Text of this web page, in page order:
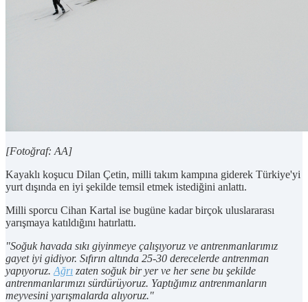
[Fotoğraf: AA]
Kayaklı koşucu Dilan Çetin, milli takım kampına giderek Türkiye'yi
yurt dışında en iyi şekilde temsil etmek istediğini anlattı.
Milli sporcu Cihan Kartal ise bugüne kadar birçok uluslararası
yarışmaya katıldığını hatırlattı.
"Soğuk havada sıkı giyinmeye çalışıyoruz ve antrenmanlarımız
gayet iyi gidiyor. Sıfırın altında 25-30 derecelerde antrenman
yapıyoruz. Ağrı zaten soğuk bir yer ve her sene bu şekilde
antrenmanlarımızı sürdürüyoruz. Yaptığımız antrenmanların
meyvesini yarışmalarda alıyoruz."